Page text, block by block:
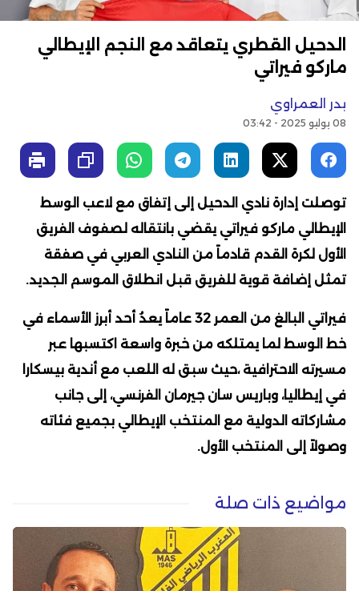
الدحيل القطري يتعاقد مع النجم الإيطالي
ماركو فيراتي
بدر العمراوي
08 يوليو 2025 - 03:42
توصلت إدارة نادي الدحيل إلى إتفاق مع لاعب الوسط
الإيطالي ماركو فيراتي يقضي بانتقاله لصفوف الفريق
الأول لكرة القدم قادماً من النادي العربي في صفقة
تمثل إضافة قوية للفريق قبل انطلاق الموسم الجديد.
فيراتي البالغ من العمر 32 عاماً يعدُ أحد أبرز الأسماء في
خط الوسط لما يمتلكه من خبرة واسعة اكتسبها عبر
مسيرته الاحترافية ،حيث سبق له اللعب مع أندية بيسكارا
في إيطاليا، وباريس سان جيرمان الفرنسي، إلى جانب
مشاركاته الدولية مع المنتخب الإيطالي بجميع فئاته
وصولاً إلى المنتخب الأول.
مواضيع ذات صلة